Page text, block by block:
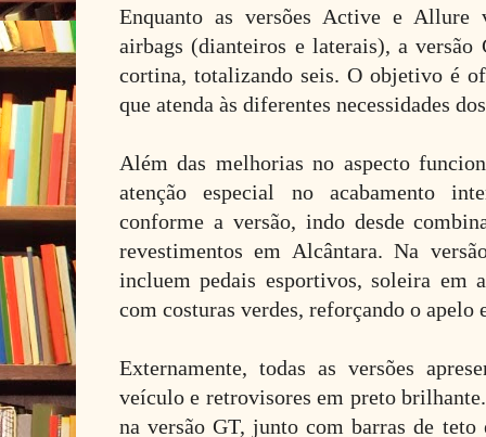
Enquanto as versões Active e Allure
airbags (dianteiros e laterais), a versão
cortina, totalizando seis. O objetivo é
que atenda às diferentes necessidades
Além das melhorias no aspecto
atenção especial no acabamento
conforme a versão, indo desde
revestimentos em Alcântara. Na
incluem pedais esportivos, soleira em
com costuras verdes, reforçando o apelo
Externamente, todas as versões
veículo e retrovisores em preto
na versão GT, junto com barras de teto